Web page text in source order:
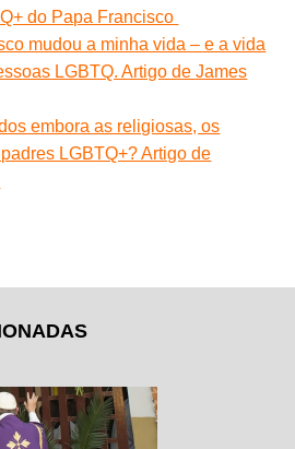
do Papa Francisco
mudou a minha vida – e a vida
LGBTQ. Artigo de James
embora as religiosas, os
LGBTQ+? Artigo de